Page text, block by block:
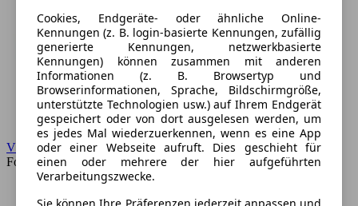
VW
Forum
Cookies, Endgeräte- oder ähnliche Online-
Kennungen (z. B. login-basierte Kennungen, zufällig
generierte Kennungen, netzwerkbasierte
Kennungen) können zusammen mit anderen
Informationen (z. B. Browsertyp und
Browserinformationen, Sprache, Bildschirmgröße,
unterstützte Technologien usw.) auf Ihrem Endgerät
gespeichert oder von dort ausgelesen werden, um
es jedes Mal wiederzuerkennen, wenn es eine App
oder einer Webseite aufruft. Dies geschieht für
einen oder mehrere der hier aufgeführten
Verarbeitungszwecke.